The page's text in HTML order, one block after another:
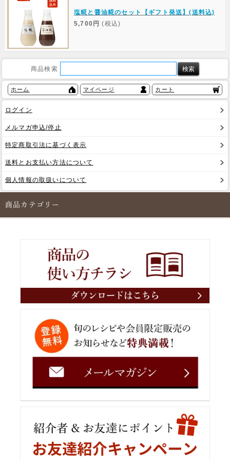
塩糀と醤油糀のセット【ギフト発送】(送料込)
5,700円 (税込)
商品検索
ホーム マイページ カート
ログイン
メルマガ申込/停止
特定商取引法に基づく表示
送料とお支払い方法について
個人情報の取扱いについて
商品カテゴリー